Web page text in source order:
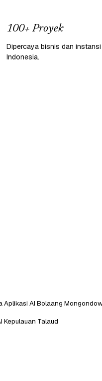
100+ Proyek
Dipercaya bisnis dan
Indonesia.
Aplikasi AI Bolaang
Kepulauan Talaud